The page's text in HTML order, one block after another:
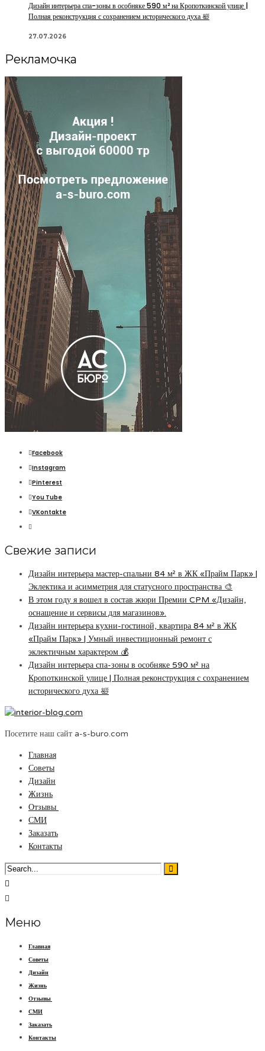
Дизайн интерьера спа-зоны в особняке 590 м² на Кропоткинской улице |
Полная реконструкция с сохранением исторического духа 🛀
27.07.2026
Рекламочка
Facebook
Instagram
Pinterest
You Tube
VKontakte
Свежие записи
Дизайн интерьера мастер-спальни 84 м² в ЖК «Прайм Парк» |
Эклектика и асимметрия для статусного пространства 🎨
В этом году я вошел в состав жюри Премии CPM «Дизайн,
оснащение и сервисы для магазинов».
Дизайн интерьера кухни-гостиной, квартира 84 м² в ЖК
«Прайм Парк» | Умный инвестиционный ремонт с
эклектичным характером 💰
Дизайн интерьера спа-зоны в особняке 590 м² на
Кропоткинской улице | Полная реконструкция с сохранением
исторического духа 🛀
Посетите наш сайт a-s-buro.com
Главная
Советы
Дизайн
Жизнь
Отзывы
СМИ
Заказать
Контакты
Меню
Главная
Советы
Дизайн
Жизнь
Отзывы
СМИ
Заказать
Контакты